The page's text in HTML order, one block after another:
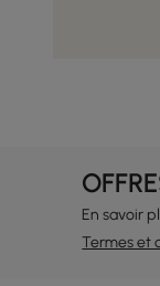
En savoir
Termes et